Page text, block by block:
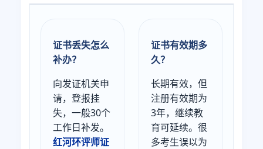
证书丢失怎么
补办？
向发证机关申
请，登报挂
失，一般30个
工作日补发。
红河环评师证
证书有效期多
久？
长期有效，但
注册有效期为
3年，继续教
育可延续。很
多考生误以为